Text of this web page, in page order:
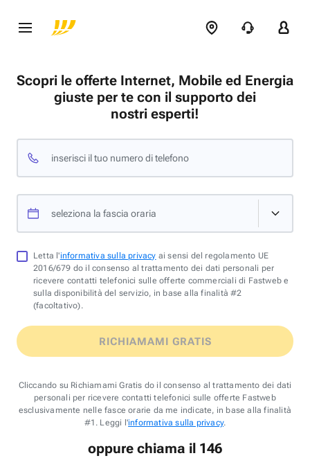
Scopri le offerte Internet, Mobile ed Energia
giuste per te con il supporto dei
nostri esperti!
inserisci il tuo numero di telefono
seleziona la fascia oraria
Letta l'informativa sulla privacy ai sensi del regolamento UE
2016/679 do il consenso al trattamento dei dati personali per
ricevere contatti telefonici sulle offerte commerciali di Fastweb e
sulla disponibilità del servizio, in base alla finalità #2
(facoltativo).
RICHIAMAMI GRATIS
Cliccando su Richiamami Gratis do il consenso al trattamento dei dati
personali per ricevere contatti telefonici sulle offerte Fastweb
esclusivamente nelle fasce orarie da me indicate, in base alla finalità
#1. Leggi l'informativa sulla privacy.
oppure chiama il 146